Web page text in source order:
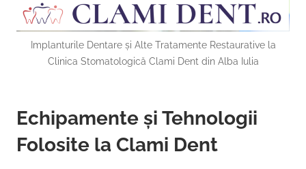
Implanturile Dentare și Alte Tratamente Restaurative la
Clinica Stomatologică Clami Dent din Alba Iulia
Echipamente și Tehnologii
Folosite la Clami Dent